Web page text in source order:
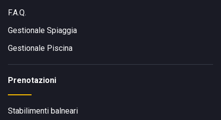
F.A.Q.
Gestionale Spiaggia
Gestionale Piscina
Prenotazioni
Stabilimenti balneari